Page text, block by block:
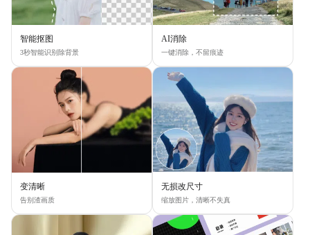
智能抠图
3秒智能识别除背景
AI消除
一键消除，不留痕迹
变清晰
告别渣画质
无损改尺寸
缩放图片，清晰不失真